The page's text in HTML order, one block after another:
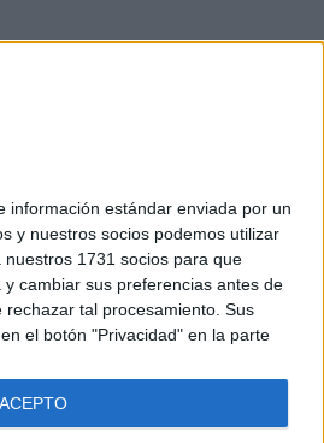
información estándar enviada por un
y nuestros socios podemos utilizar
1731 socios para que
cambiar sus preferencias antes de
tal procesamiento. Sus
el botón "Privacidad" en la parte
ACEPTO